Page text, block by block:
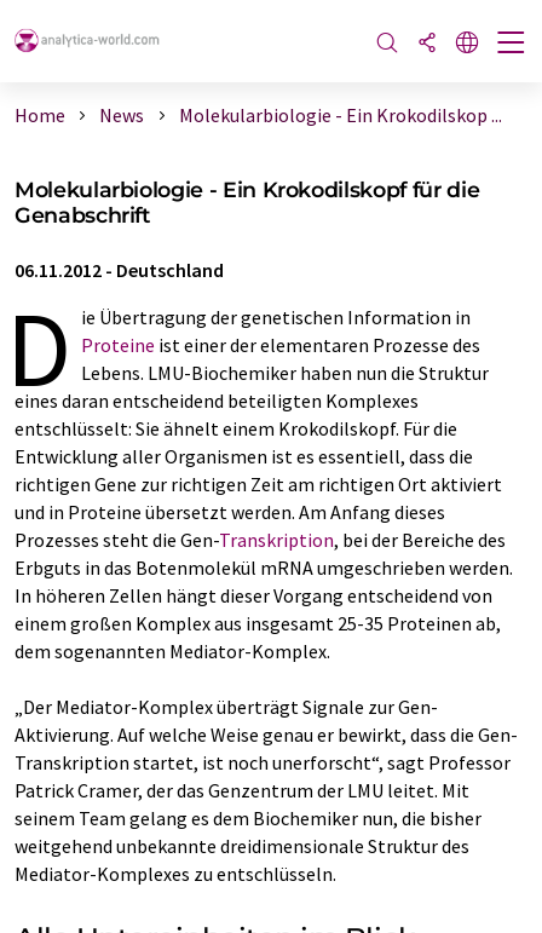
Home News Molekularbiologie - Ein Krokodilskop ...
Molekularbiologie - Ein Krokodilskopf für die
Genabschrift
06.11.2012 - Deutschland
D
ie Übertragung der genetischen Information in
Proteine ist einer der elementaren Prozesse des
Lebens. LMU-Biochemiker haben nun die Struktur
eines daran entscheidend beteiligten Komplexes
entschlüsselt: Sie ähnelt einem Krokodilskopf. Für die
Entwicklung aller Organismen ist es essentiell, dass die
richtigen Gene zur richtigen Zeit am richtigen Ort aktiviert
und in Proteine übersetzt werden. Am Anfang dieses
Prozesses steht die Gen-Transkription, bei der Bereiche des
Erbguts in das Botenmolekül mRNA umgeschrieben werden.
In höheren Zellen hängt dieser Vorgang entscheidend von
einem großen Komplex aus insgesamt 25-35 Proteinen ab,
dem sogenannten Mediator-Komplex.
„Der Mediator-Komplex überträgt Signale zur Gen-
Aktivierung. Auf welche Weise genau er bewirkt, dass die Gen-
Transkription startet, ist noch unerforscht“, sagt Professor
Patrick Cramer, der das Genzentrum der LMU leitet. Mit
seinem Team gelang es dem Biochemiker nun, die bisher
weitgehend unbekannte dreidimensionale Struktur des
Mediator-Komplexes zu entschlüsseln.